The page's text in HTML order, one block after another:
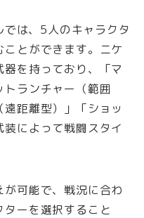
では、5人のキャラクタ
とができます。ニケ
を持っており、「マ
ランチャー（範囲
距離型）」「ショッ
によって戦闘スタイ
可能で、戦況に合わ
ーを選択すること